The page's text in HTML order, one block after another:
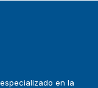
en la